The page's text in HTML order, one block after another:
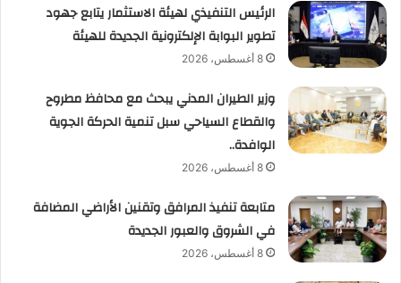
الرئيس التنفيذي لهيئة الاستثمار يتابع جهود
تطوير البوابة الإلكترونية الجديدة للهيئة
8 أغسطس، 2026
وزير الطيران المدني يبحث مع محافظ مطروح
والقطاع السياحي سبل تنمية الحركة الجوية
الوافدة..
8 أغسطس، 2026
متابعة تنفيذ المرافق وتقنين الأراضي المضافة
في الشروق والعبور الجديدة
8 أغسطس، 2026